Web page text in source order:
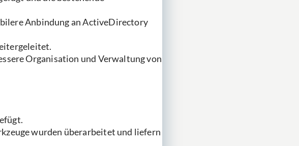
Anbindung an ActiveDirectory
Organisation und Verwaltung von
wurden überarbeitet und liefern